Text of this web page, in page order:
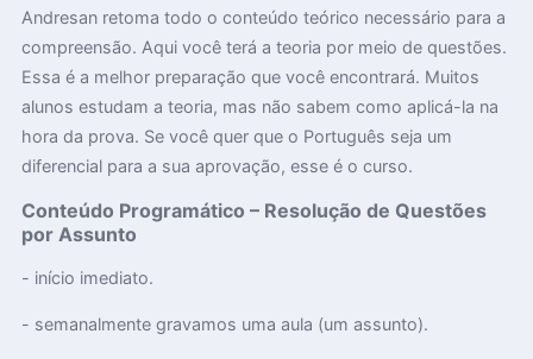
Andresan retoma todo o conteúdo teórico necessário para a
compreensão. Aqui você terá a teoria por meio de questões.
Essa é a melhor preparação que você encontrará. Muitos
alunos estudam a teoria, mas não sabem como aplicá-la na
hora da prova. Se você quer que o Português seja um
diferencial para a sua aprovação, esse é o curso.
Conteúdo Programático – Resolução de Questões
por Assunto
- início imediato.
- semanalmente gravamos uma aula (um assunto).